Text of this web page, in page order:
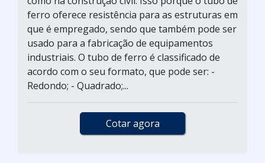
ferro oferece resistência para as estruturas em
que é empregado, sendo que também pode ser
usado para a fabricação de equipamentos
industriais. O tubo de ferro é classificado de
acordo com o seu formato, que pode ser: -
Redondo; - Quadrado;...
Cotar agora